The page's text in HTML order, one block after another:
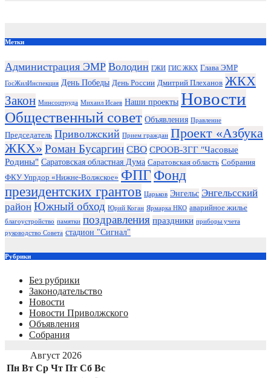
Метки
Администрация ЭМР Володин ГЖИ ГИС ЖКХ Глава ЭМР
ГосЖилИнспекция День Победы День России Дмитрий Плеханов ЖКХ
Закон Минсоцтруда Михаил Исаев Наши проекты Новости
Общественный совет Объявления Правление
Председатель Приволжский Прием граждан Проект «Азбука
ЖКХ» Роман Бусаргин СВО СРООВ-ЗГГ "Часовые
Родины" Саратовская областная Дума Саратовская область Собрания
ФКУ Упрдор «Нижне-Волжское» ФПГ Фонд
президентских грантов Царьков Энгельс Энгельсский
район Южный обход Юрий Коган Ярмарка НКО аварийное жилье
благоустройство памятки поздравления праздники приборы учета
руководство Совета стадион "Сигнал"
Рубрики
Без рубрики
Законодательство
Новости
Новости Приволжского
Объявления
Собрания
Август 2026
Пн Вт Ср Чт Пт Сб Вс